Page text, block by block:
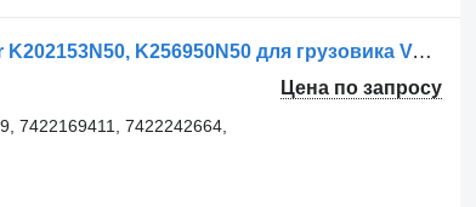
Осушитель воздуха Knorr-Bremse Air Dryer K202153N50, K256950N50 для грузовика Volvo Volvo FH/FM 4 Renault T
Цена по запросу
7422169411, 7422242664,